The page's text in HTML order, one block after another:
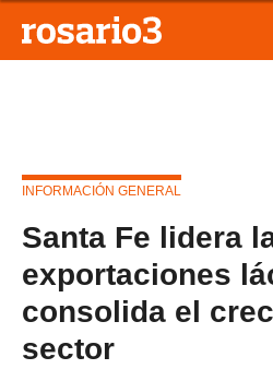
INFORMACIÓN GENERAL
Santa Fe lidera
exportaciones
consolida el
sector